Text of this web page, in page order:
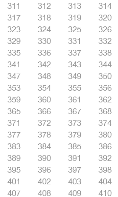
311
312 313 314
317
318 319 320
323
324 325 326
329
330 331 332
335
336 337 338
341
342 343 344
347
348 349 350
353
354 355 356
359
360 361 362
365
366 367 368
371
372 373 374
377
378 379 380
383
384 385 386
389
390 391 392
395
396 397 398
401
402 403 404
407
408 409 410